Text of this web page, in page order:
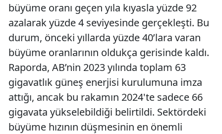
büyüme oranı geçen yıla kıyasla yüzde 92
azalarak yüzde 4 seviyesinde gerçekleşti. Bu
durum, önceki yıllarda yüzde 40’lara varan
büyüme oranlarının oldukça gerisinde kaldı.
Raporda, AB’nin 2023 yılında toplam 63
gigavatlık güneş enerjisi kurulumuna imza
attığı, ancak bu rakamın 2024'te sadece 66
gigavata yükselebildiği belirtildi. Sektördeki
büyüme hızının düşmesinin en önemli